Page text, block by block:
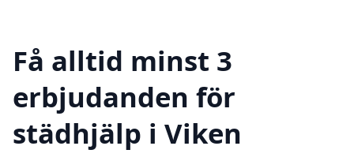
Få alltid minst 3
erbjudanden för
städhjälp i Viken